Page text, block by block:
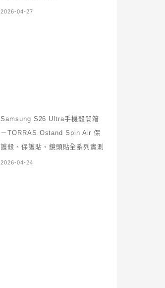
2026-04-27
Samsung S26 Ultra手機殼開箱
－TORRAS Ostand Spin Air 保
護殼、保護貼、鏡頭貼全系列實測
2026-04-24